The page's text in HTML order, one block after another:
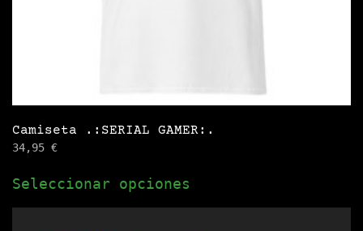
Camiseta .:SERIAL GAMER:.
34,95 €
Seleccionar opciones
tiene